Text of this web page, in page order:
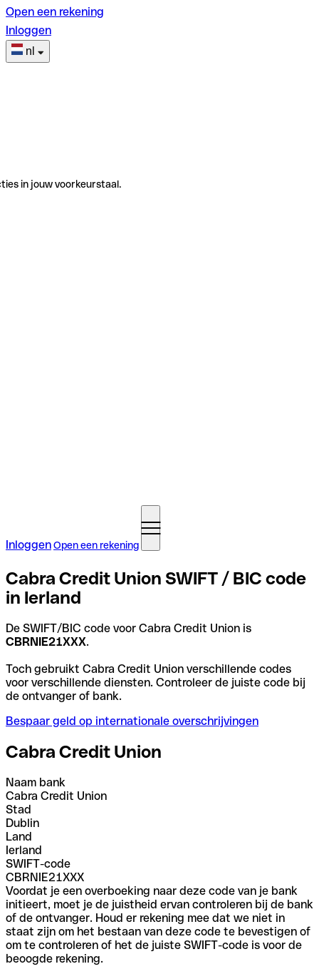
Open een rekening
Inloggen
nl
in jouw voorkeurstaal.
InloggenOpen een rekening
Cabra Credit Union SWIFT / BIC code
in Ierland
De SWIFT/BIC code voor Cabra Credit Union is
CBRNIE21XXX.
Toch gebruikt Cabra Credit Union verschillende codes
voor verschillende diensten. Controleer de juiste code bij
de ontvanger of bank.
Bespaar geld op internationale overschrijvingen
Cabra Credit Union
Naam bank
Cabra Credit Union
Stad
Dublin
Land
Ierland
SWIFT-code
CBRNIE21XXX
Voordat je een overboeking naar deze code van je bank
initieert, moet je de juistheid ervan controleren bij de bank
of de ontvanger. Houd er rekening mee dat we niet in
staat zijn om het bestaan van deze code te bevestigen of
om te controleren of het de juiste SWIFT-code is voor de
beoogde rekening.